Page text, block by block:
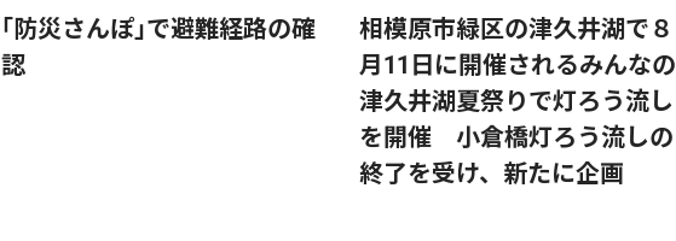
｢防災さんぽ｣で避難経路の確
認
相模原市緑区の津久井湖で８
月11日に開催されるみんなの
津久井湖夏祭りで灯ろう流し
を開催 小倉橋灯ろう流しの
終了を受け、新たに企画